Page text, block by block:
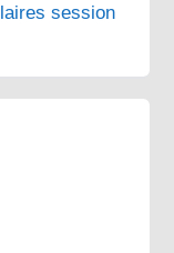
session